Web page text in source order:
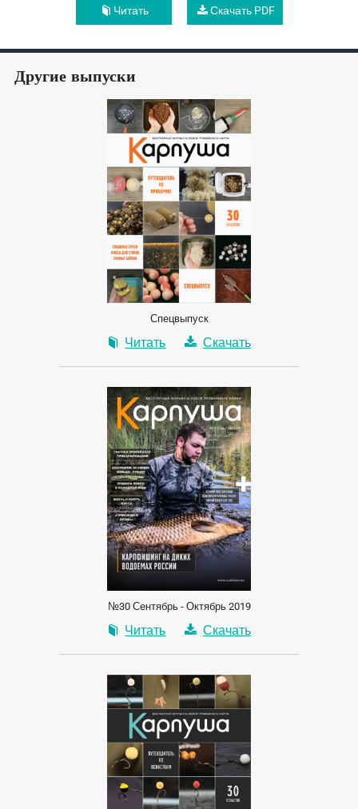
Читать Скачать PDF
Другие выпуски
Спецвыпуск
Читать Скачать
№30 Сентябрь - Октябрь 2019
Читать Скачать